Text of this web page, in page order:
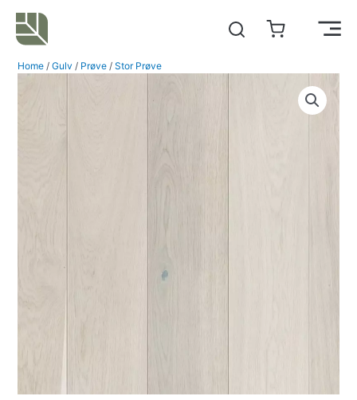
Hopp
rett
innholdet
Home /Gulv / Prøve /Stor Prøve